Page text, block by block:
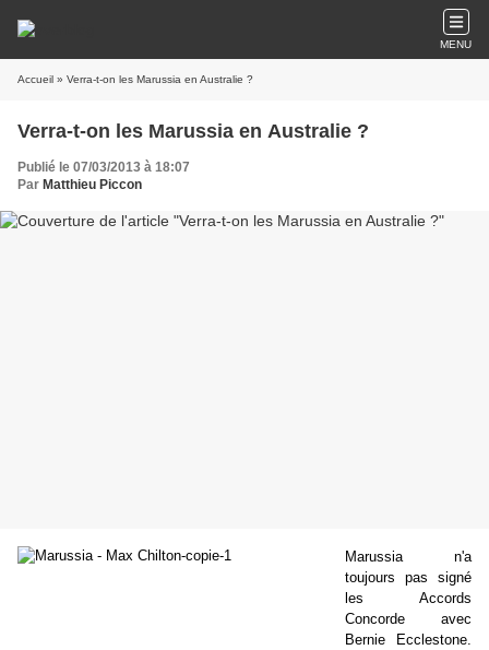
MENU
Accueil » Verra-t-on les Marussia en Australie ?
Verra-t-on les Marussia en Australie ?
Publié le 07/03/2013 à 18:07
Par Matthieu Piccon
Marussia n'a
toujours pas signé
les Accords
Concorde avec
Bernie Ecclestone.